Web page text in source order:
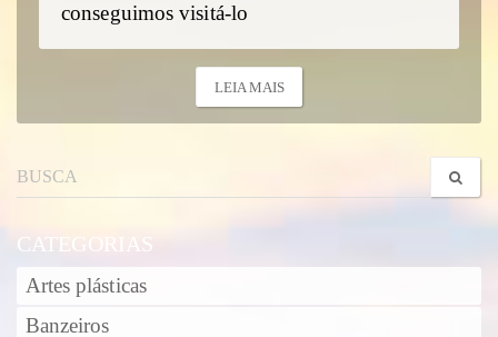
conseguimos visitá-lo
LEIA MAIS
CATEGORIAS
Artes plásticas
Banzeiros